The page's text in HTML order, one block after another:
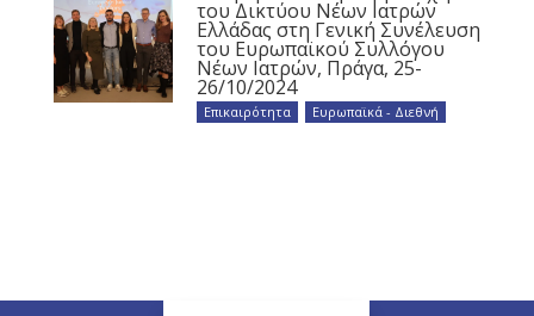
του Δικτύου Νέων Ιατρών
Ελλάδας στη Γενική Συνέλευση
του Ευρωπαϊκού Συλλόγου
Νέων Ιατρών, Πράγα, 25-
26/10/2024
Επικαιρότητα Ευρωπαϊκά - Διεθνή